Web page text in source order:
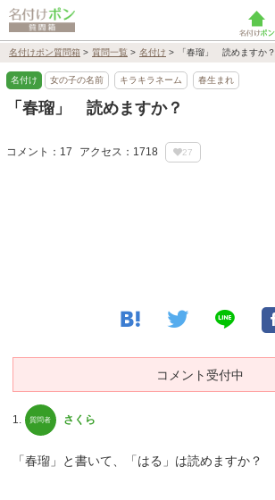
名付けポン質問箱 > 質問一覧 > 名付け > 「春瑠」 読めますか？
名付け 女の子の名前 キラキラネーム 春生まれ
「春瑠」 読めますか？
コメント：17 アクセス：1718 27
コメント受付中
1. さくら
「春瑠」と書いて、「はる」は読めますか？